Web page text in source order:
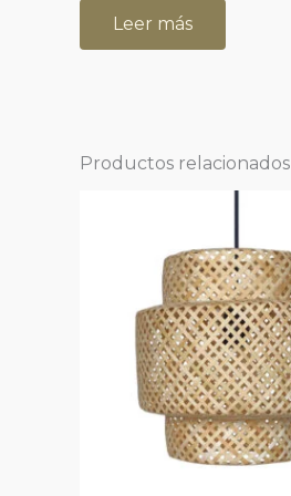
Leer más
Productos relacionados